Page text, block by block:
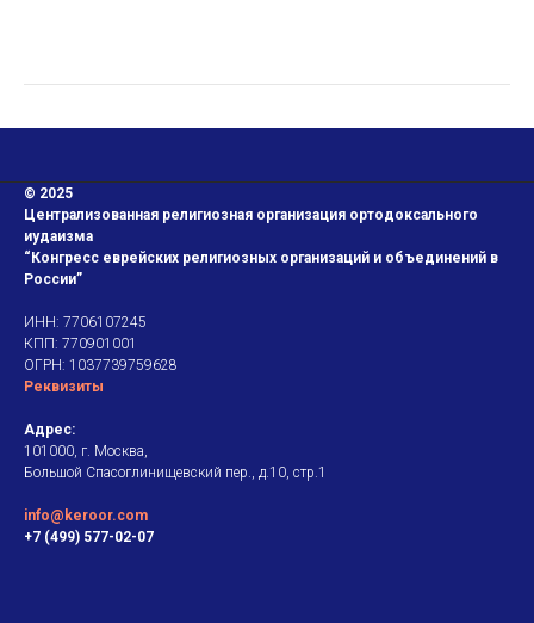
© 2025
Централизованная религиозная организация ортодоксального
иудаизма
“Конгресс еврейских религиозных организаций и объединений в
России”
ИНН: 7706107245
КПП: 770901001
ОГРН: 1037739759628
Реквизиты
Адрес:
101000, г. Москва,
Большой Спасоглинищевский пер., д.10, стр.1
info@keroor.com
+7 (499) 577-02-07